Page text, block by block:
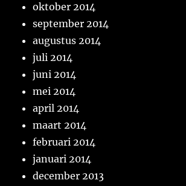
oktober 2014
september 2014
augustus 2014
juli 2014
juni 2014
mei 2014
april 2014
maart 2014
februari 2014
januari 2014
december 2013